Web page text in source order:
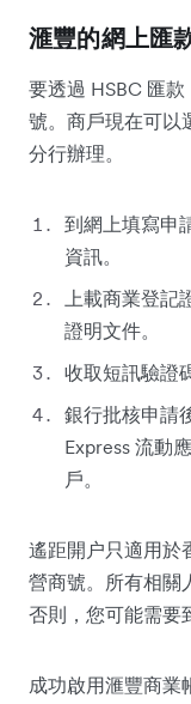
滙豐的網上匯
要透過 HSBC 匯
號。商戶現在可以
分行辦理。
到網上填寫申
資訊。
上載商業登記
證明文件。
收取短訊驗證
銀行批核申請
Express 流動
戶。
遙距開户只適用於
營商號。所有相關
否則，您可能需要
成功啟用滙豐商業